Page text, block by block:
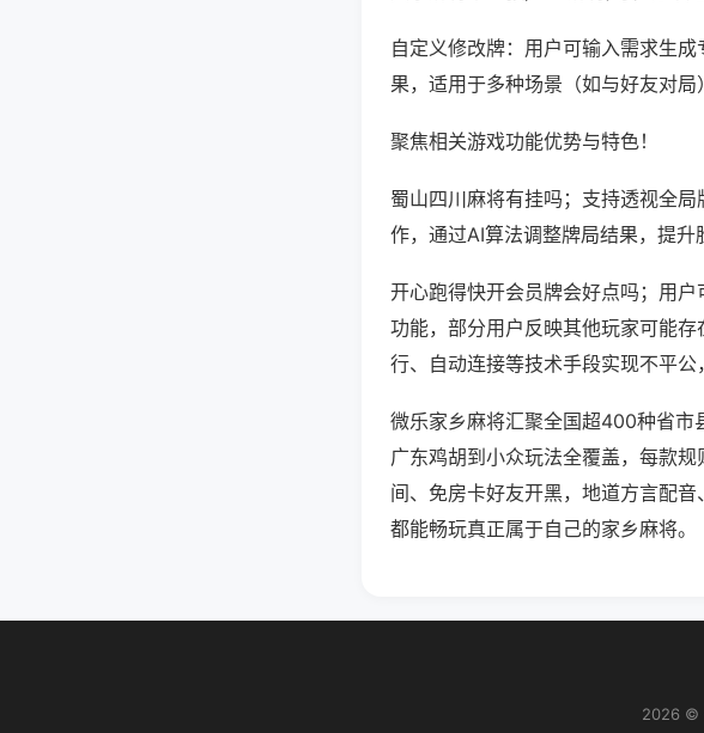
自定义修改牌：用户可输入需求生
果，适用于多种场景（如与好友对局
聚焦相关游戏功能优势与特色！
蜀山四川麻将有挂吗；支持透视全
作，通过AI算法调整牌局结果，提升
开心跑得快开会员牌会好点吗；用户
功能，部分用户反映其他玩家可能存
行、自动连接等技术手段实现不平公
微乐家乡麻将汇聚全国超400种省市
广东鸡胡到小众玩法全覆盖，每款
间、免房卡好友开黑，地道方言配
都能畅玩真正属于自己的家乡麻将。
2026 ©